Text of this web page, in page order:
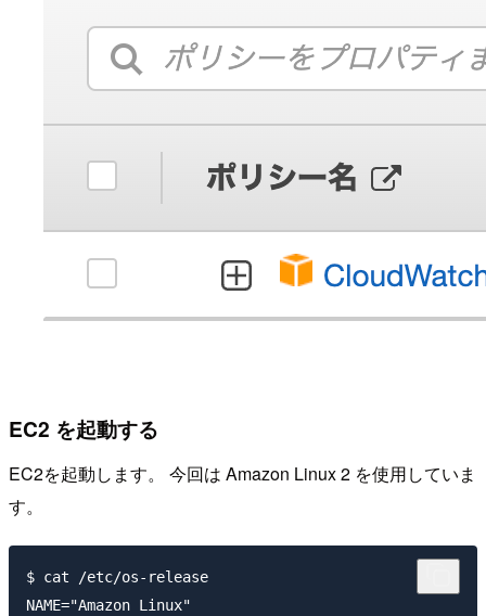
EC2 を起動する
EC2を起動します。 今回は Amazon Linux 2 を使用していま
す。
$ cat /etc/os-release
NAME="Amazon Linux"